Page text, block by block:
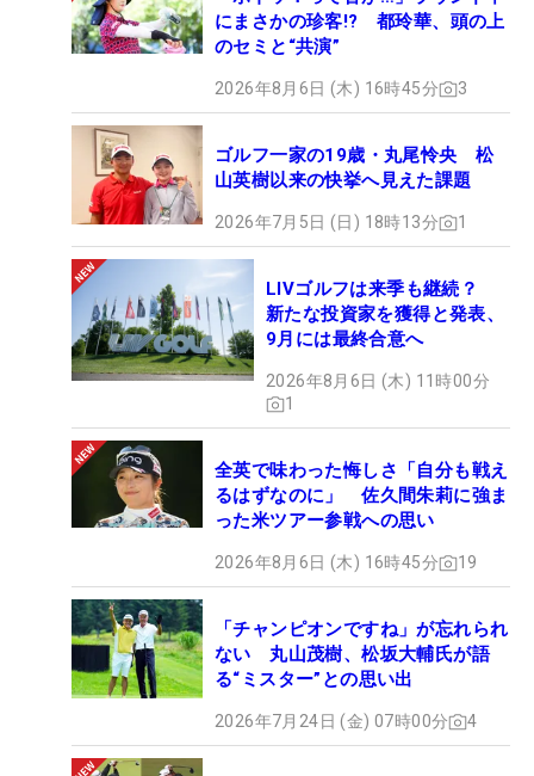
にまさかの珍客!? 都玲華、頭の上
のセミと“共演”
2026年8月6日 (木) 16時45分 3
ゴルフ一家の19歳・丸尾怜央 松
山英樹以来の快挙へ見えた課題
2026年7月5日 (日) 18時13分 1
LIVゴルフは来季も継続？
新たな投資家を獲得と発表、
9月には最終合意へ
2026年8月6日 (木) 11時00分
1
全英で味わった悔しさ「自分も戦え
るはずなのに」 佐久間朱莉に強ま
った米ツアー参戦への思い
2026年8月6日 (木) 16時45分 19
「チャンピオンですね」が忘れられ
ない 丸山茂樹、松坂大輔氏が語
る“ミスター”との思い出
2026年7月24日 (金) 07時00分 4